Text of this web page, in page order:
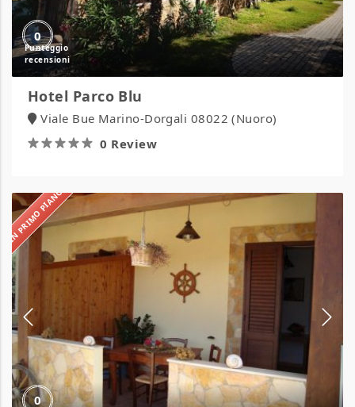
0
Hotel Parco Blu
Viale Bue Marino-Dorgali 08022 (Nuoro)
0 Review
IN PRIMO PIANO
0
Residence
Ficodindia